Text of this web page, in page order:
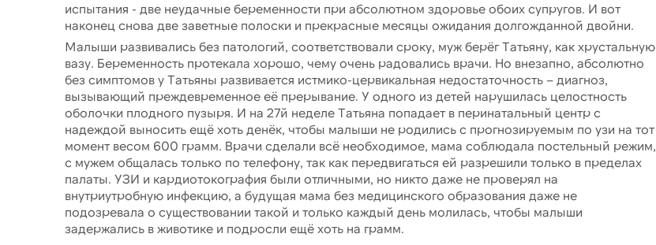
испытания - две неудачные беременности при абсолютном здоровье обоих супругов. И вот
наконец снова две заветные полоски и прекрасные месяцы ожидания долгожданной двойни.
Малыши развивались без патологий, соответствовали сроку, муж берёг Татьяну, как хрустальную
вазу. Беременность протекала хорошо, чему очень радовались врачи. Но внезапно, абсолютно
без симптомов у Татьяны развивается истмико-цервикальная недостаточность – диагноз,
вызывающий преждевременное её прерывание. У одного из детей нарушилась целостность
оболочки плодного пузыря. И на 27й неделе Татьяна попадает в перинатальный центр с
надеждой выносить ещё хоть денёк, чтобы малыши не родились с прогнозируемым по узи на тот
момент весом 600 грамм. Врачи сделали всё необходимое, мама соблюдала постельный режим,
с мужем общалась только по телефону, так как передвигаться ей разрешили только в пределах
палаты. УЗИ и кардиотокография были отличными, но никто даже не проверял на
внутриутробную инфекцию, а будущая мама без медицинского образования даже не
подозревала о существовании такой и только каждый день молилась, чтобы малыши
задержались в животике и подросли ещё хоть на грамм.